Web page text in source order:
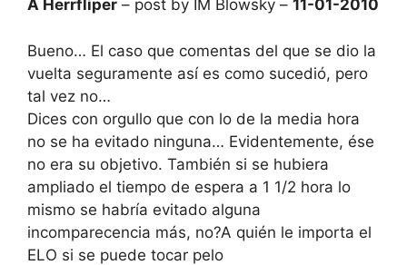
A Herrfliper – post by IM Blowsky – 11-01-2010
Bueno… El caso que comentas del que se dio la
vuelta seguramente así es como sucedió, pero
tal vez no…
Dices con orgullo que con lo de la media hora
no se ha evitado ninguna… Evidentemente, ése
no era su objetivo. También si se hubiera
ampliado el tiempo de espera a 1 1/2 hora lo
mismo se habría evitado alguna
incomparecencia más, no?A quién le importa el
ELO si se puede tocar pelo